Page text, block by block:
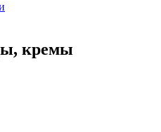
кремы